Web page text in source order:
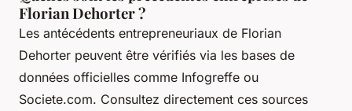
Florian Dehorter ?
Les antécédents entrepreneuriaux de Florian
Dehorter peuvent être vérifiés via les bases de
données officielles comme Infogreffe ou
Societe.com. Consultez directement ces sources